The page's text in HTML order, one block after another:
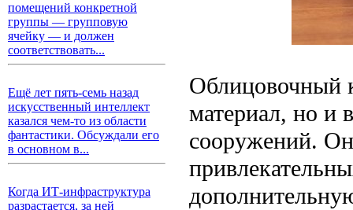
помещений конкретной
группы — групповую
ячейку — и должен
соответствовать...
Ещё лет пять-семь назад
искусственный интеллект
казался чем-то из области
фантастики. Обсуждали его
в основном в...
Когда ИТ-инфраструктура
разрастается, за ней
Облицовочный
материал, но и
сооружений. Он